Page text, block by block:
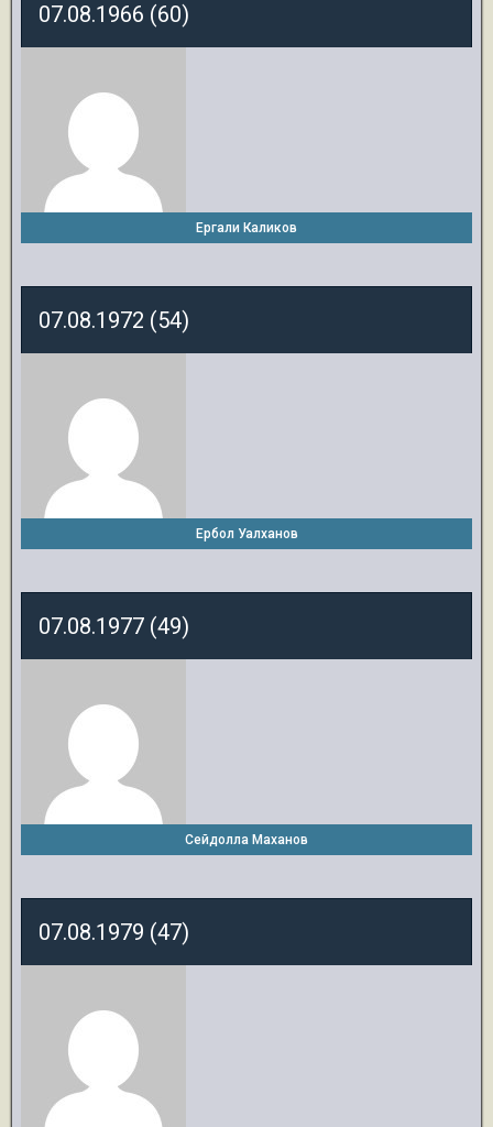
07.08.1966 (60)
Ергали Каликов
07.08.1972 (54)
Ербол Уалханов
07.08.1977 (49)
Сейдолла Маханов
07.08.1979 (47)